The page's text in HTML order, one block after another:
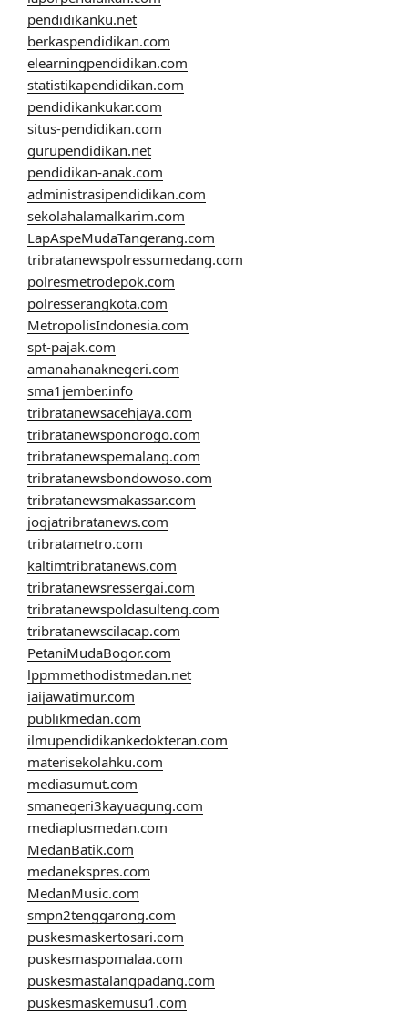
pendidikanku.net
berkaspendidikan.com
elearningpendidikan.com
statistikapendidikan.com
pendidikankukar.com
situs-pendidikan.com
gurupendidikan.net
pendidikan-anak.com
administrasipendidikan.com
sekolahalamalkarim.com
LapAspeMudaTangerang.com
tribratanewspolressumedang.com
polresmetrodepok.com
polresserangkota.com
MetropolisIndonesia.com
spt-pajak.com
amanahanaknegeri.com
sma1jember.info
tribratanewsacehjaya.com
tribratanewsponorogo.com
tribratanewspemalang.com
tribratanewsbondowoso.com
tribratanewsmakassar.com
jogjatribratanews.com
tribratametro.com
kaltimtribratanews.com
tribratanewsressergai.com
tribratanewspoldasulteng.com
tribratanewscilacap.com
PetaniMudaBogor.com
lppmmethodistmedan.net
iaijawatimur.com
publikmedan.com
ilmupendidikankedokteran.com
materisekolahku.com
mediasumut.com
smanegeri3kayuagung.com
mediaplusmedan.com
MedanBatik.com
medanekspres.com
MedanMusic.com
smpn2tenggarong.com
puskesmaskertosari.com
puskesmaspomalaa.com
puskesmastalangpadang.com
puskesmaskemusu1.com